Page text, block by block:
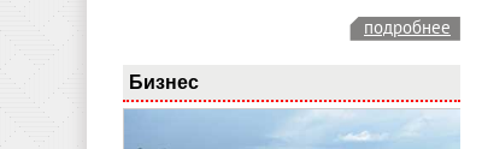
подробнее
Бизнес